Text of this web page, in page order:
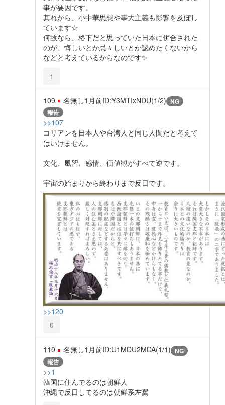
事が要因です。
其れから、小中華思想や事大主義も影響を及ぼし
ています☆
何故なら、格下だと思っていた日本に併合された
のが、悔しいとか忌々しいとか認めたくないから
などと考えているからなのです✨️
1
109 名無し1月前ID:Y3MTIxNDU(1/2) NG
報告
>>107
コリアンを日本人や台湾人と同じ人間だと考えて
はいけません。
文化、風習、感情、価値観がすべて逆です。
宇宙の始まりから終わりまで反日です。
>>120
0
110 名無し1月前ID:U1MDU2MDA(1/1) NG
報告
>>1
韓国に住んでるのは朝鮮人
沖縄で反日してるのは朝鮮系左翼